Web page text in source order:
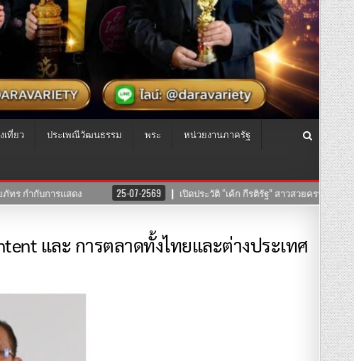
เที่ยว ประเพณีวัฒนธรรม พระ หน่วยงานภาครัฐ
ดประวัติ “เค้ก กีรติรัฐ” สาวสวยครบเครื่อง ที่แท้คือทายาทนักแสดงมากฝีมือ! 24-
และ การตลาดทั้งไทยและต่างประเทศ